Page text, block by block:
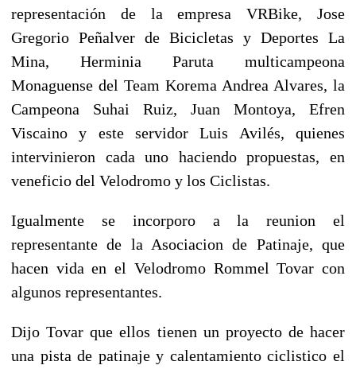
representación de la empresa VRBike, Jose
Gregorio Peñalver de Bicicletas y Deportes La
Mina, Herminia Paruta multicampeona
Monaguense del Team Korema Andrea Alvares, la
Campeona Suhai Ruiz, Juan Montoya, Efren
Viscaino y este servidor Luis Avilés, quienes
intervinieron cada uno haciendo propuestas, en
veneficio del Velodromo y los Ciclistas.
Igualmente se incorporo a la reunion el
representante de la Asociacion de Patinaje, que
hacen vida en el Velodromo Rommel Tovar con
algunos representantes.
Dijo Tovar que ellos tienen un proyecto de hacer
una pista de patinaje y calentamiento ciclistico el